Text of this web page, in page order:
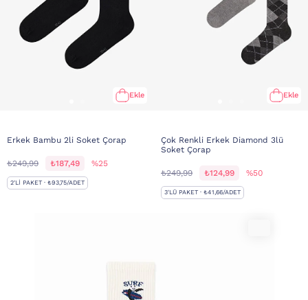
Ekle
Erkek Bambu 2li Soket Çorap
₺249,99 ₺187,49 %25
2'LI PAKET · ₺93,75/ADET
Ekle
Çok Renkli Erkek Diamond 3lü
Soket Çorap
₺249,99 ₺124,99 %50
3'LÜ PAKET · ₺41,66/ADET